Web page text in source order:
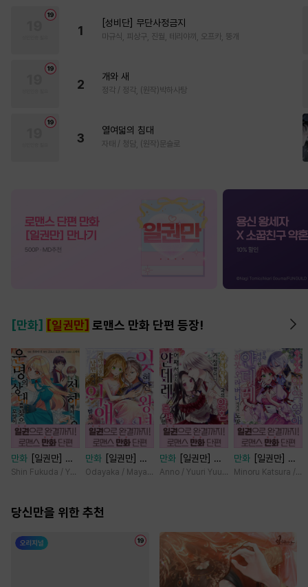
1
[성비단] 무단사정금지
마규식, 피상구, 진월, 테리야끼, 오프카, 뚱개
2
개와 새
정각 / 정각, (원작)박하사탕
3
열여덟의 침대
자태 / 청담, (원작)문슬로
[만화] [일권만] 로맨스 만화 단편 등장!
만화
[일권만] 전
하께서는 오늘도
(웃음) [단행본]
Shin Fukuda / Yoko Kurosu
만화
[일권만] 잊
혀진 왕녀지만 정
니다 [단행본]
Odayaka / Maya Koike
만화
[일권만] 왕
태자님과의 약혼을
Anno / Yuuri Yuudachi
만화
[일권만] 기
억상실 악역 영애
본]
Minoru Katsura /
당신만을 위한 추천